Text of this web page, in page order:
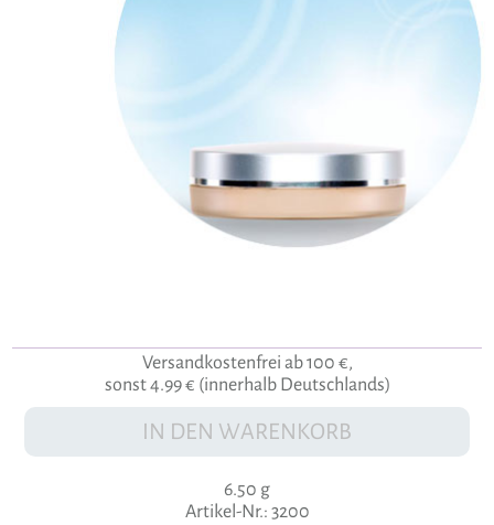
Versandkostenfrei ab 100 €,
sonst 4.99 € (innerhalb Deutschlands)
IN DEN WARENKORB
6.50 g
Artikel-Nr.: 3200